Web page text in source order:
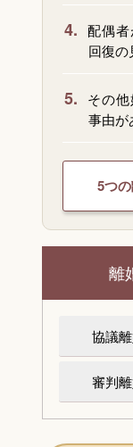
4. 配偶者
回復の
5.
その
事由が
5つ
離
協議
審判